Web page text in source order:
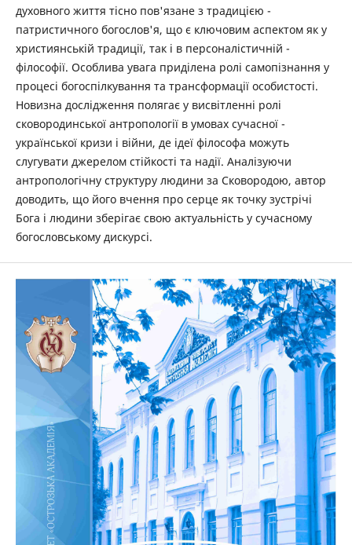
духовного життя тісно пов'язане з ­традицією ­
патристичного богослов'я, що є ключовим аспектом як у
християнській традиції, так і в персоналістичній ­
філософії. Особлива увага приділена ролі самопізнання у
процесі богоспілкування та трансформації особистості.
Новизна дослідження полягає у висвітленні ролі
сковородинської антропології в умовах сучасної ­
української кризи і війни, де ідеї філософа можуть
слугувати джерелом стійкості та надії. Аналізуючи
антропологічну структуру людини за Сковородою, автор
доводить, що його вчення про серце як точку зустрічі
Бога і людини зберігає свою актуальність у сучасному
богословському дискурсі.